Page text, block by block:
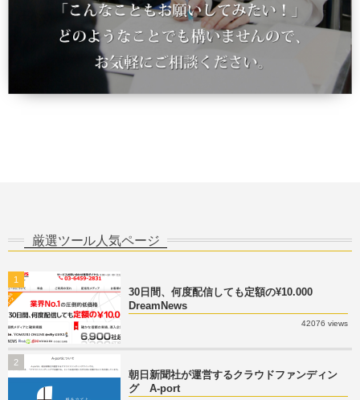
厳選ツール人気ページ
30日間、何度配信しても定額の¥10.000
DreamNews
42076 views
1
朝日新聞社が運営するクラウドファンディン
グ A-port
2